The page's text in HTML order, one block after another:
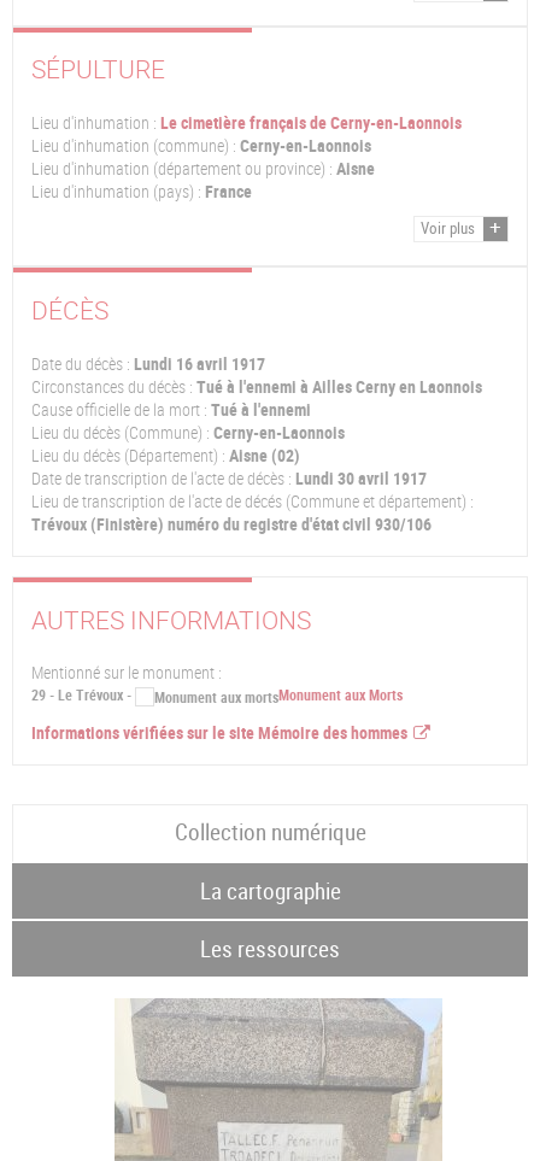
SÉPULTURE
Lieu d'inhumation : Le cimetière français de Cerny-en-Laonnois
Lieu d'inhumation (commune) : Cerny-en-Laonnois
Lieu d'inhumation (département ou province) : Aisne
Lieu d'inhumation (pays) : France
Voir plus
DÉCÈS
Date du décès : Lundi 16 avril 1917
Circonstances du décès : Tué à l'ennemi à Ailles Cerny en Laonnois
Cause officielle de la mort : Tué à l'ennemi
Lieu du décès (Commune) : Cerny-en-Laonnois
Lieu du décès (Département) : Aisne (02)
Date de transcription de l'acte de décès : Lundi 30 avril 1917
Lieu de transcription de l'acte de décés (Commune et département) :
Trévoux (Finistère) numéro du registre d'état civil 930/106
AUTRES INFORMATIONS
Mentionné sur le monument :
29 - Le Trévoux - Monument aux Morts
Informations vérifiées sur le site Mémoire des hommes
Collection numérique
La cartographie
Les ressources